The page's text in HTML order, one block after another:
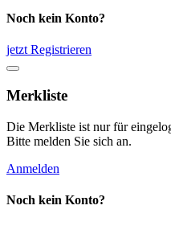
Noch kein Konto?
jetzt Registrieren
Merkliste
Die Merkliste ist nur für
Bitte melden Sie sich an.
Anmelden
Noch kein Konto?